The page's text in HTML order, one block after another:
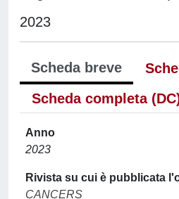
2023
Scheda breve
Scheda completa
Anno
2023
Rivista su cui è pubblicata
CANCERS